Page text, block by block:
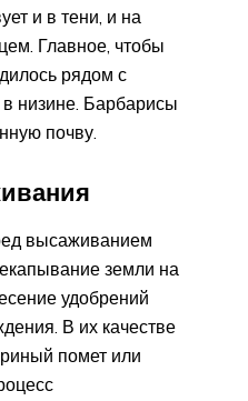
и в тени, и на
Главное, чтобы
рядом с
низине. Барбарисы
почву.
высаживанием
земли на
удобрений
В их качестве
помет или